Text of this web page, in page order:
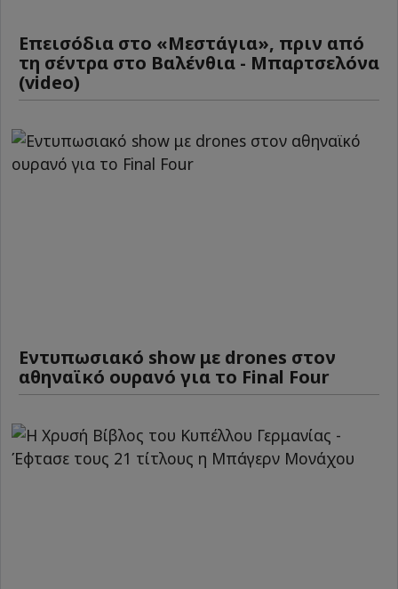
Επεισόδια στο «Μεστάγια», πριν από
τη σέντρα στο Βαλένθια - Μπαρτσελόνα
(video)
Εντυπωσιακό show με drones στον
αθηναϊκό ουρανό για το Final Four